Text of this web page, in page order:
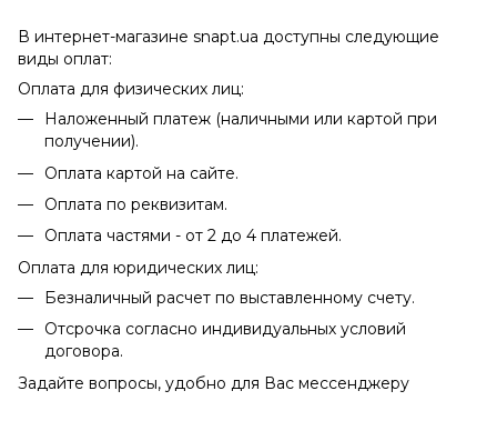
В интернет-магазине snapt.ua доступны следующие
виды оплат:
Оплата для физических лиц:
Наложенный платеж (наличными или картой при
получении).
Оплата картой на сайте.
Оплата по реквизитам.
Оплата частями - от 2 до 4 платежей.
Оплата для юридических лиц:
Безналичный расчет по выставленному счету.
Отсрочка согласно индивидуальных условий
договора.
Задайте вопросы, удобно для Вас мессенджеру